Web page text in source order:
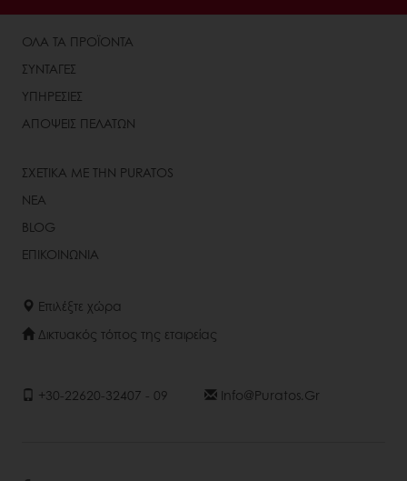
ΟΛΑ ΤΑ ΠΡΟΪΟΝΤΑ
ΣΥΝΤΑΓΕΣ
ΥΠΗΡΕΣΙΕΣ
ΑΠΟΨΕΙΣ ΠΕΛΑΤΩΝ
ΣΧΕΤΙΚΑ ΜΕ ΤΗΝ PURATOS
ΝΕΑ
BLOG
ΕΠΙΚΟΙΝΩΝΙΑ
Επιλέξτε χώρα
Δικτυακός τόπος της εταιρείας
+30-22620-32407 - 09 Info@puratos.gr